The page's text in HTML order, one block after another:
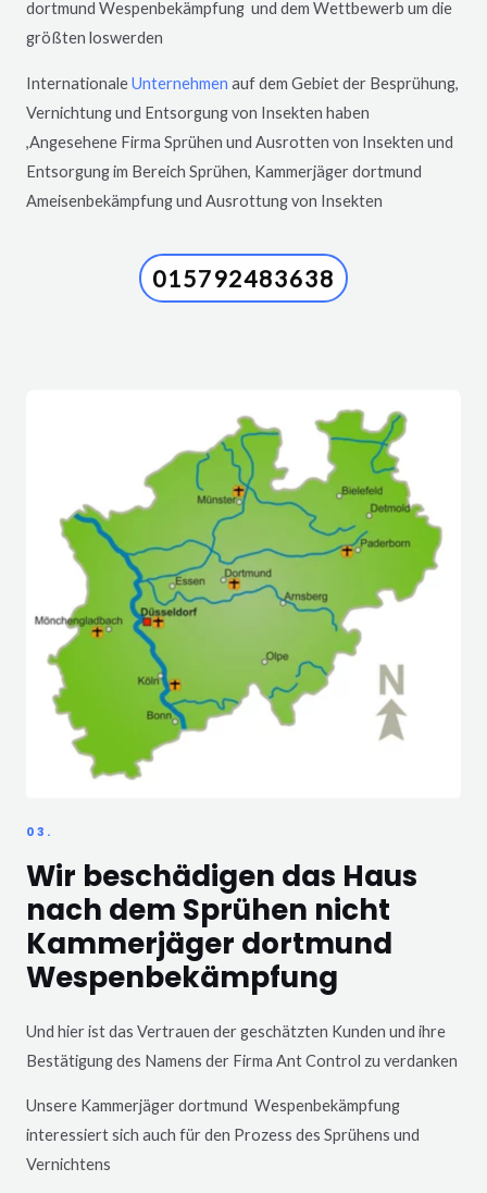
dortmund Wespenbekämpfung und dem Wettbewerb um die
größten loswerden
InternationaleUnternehmen auf dem Gebiet der Besprühung,
Vernichtung und Entsorgung von Insekten haben
,Angesehene Firma Sprühen und Ausrotten von Insekten und
Entsorgung im Bereich Sprühen, Kammerjäger dortmund
Ameisenbekämpfung und Ausrottung von Insekten
015792483638
03.
Wir beschädigen das Haus
nach dem Sprühen nicht
Kammerjäger dortmund
Wespenbekämpfung
Und hier ist das Vertrauen der geschätzten Kunden und ihre
Bestätigung des Namens der Firma Ant Control zu verdanken
Unsere Kammerjäger dortmund Wespenbekämpfung
interessiert sich auch für den Prozess des Sprühens und
Vernichtens